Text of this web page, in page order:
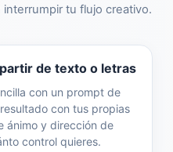
tu flujo creativo.
de texto o letras
con un prompt de
con tus propias
ánimo y dirección de
control quieres.